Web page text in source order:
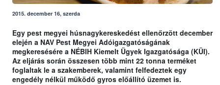
2015. december 16, szerda
Egy pest megyei húsnagykereskedést ellenőrzött december
elején a NAV Pest Megyei Adóigazgatóságának
megkeresésére a NÉBIH Kiemelt Ügyek Igazgatósága (KÜI).
Az eljárás során összesen több mint 22 tonna terméket
foglaltak le a szakemberek, valamint felfedeztek egy
engedély nélkül működő gyros előállító üzemet is.